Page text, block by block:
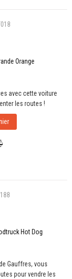
Orange
avec cette voiture
les routes !
Hot Dog
Gauffres, vous
pour vendre les